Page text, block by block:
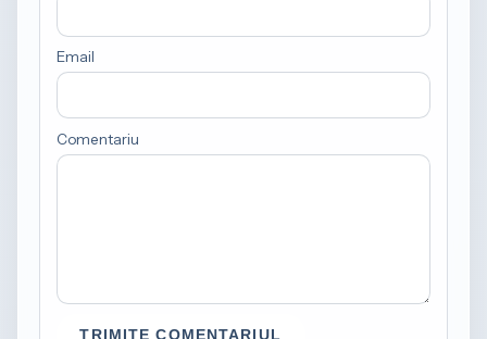
Email
Comentariu
TRIMITE COMENTARIUL